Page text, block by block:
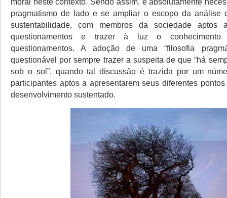
pragmatismo de lado e se ampliar o escopo da análise
sustentabilidade, com membros da sociedade aptos
questionamentos e trazer à luz o
questionamentos. A adoção de uma “filosofia
questionável por sempre trazer a suspeita de que “há
sob o sol”, quando tal discussão é trazida por um
participantes aptos a apresentarem seus diferentes
desenvolvimento sustentado.